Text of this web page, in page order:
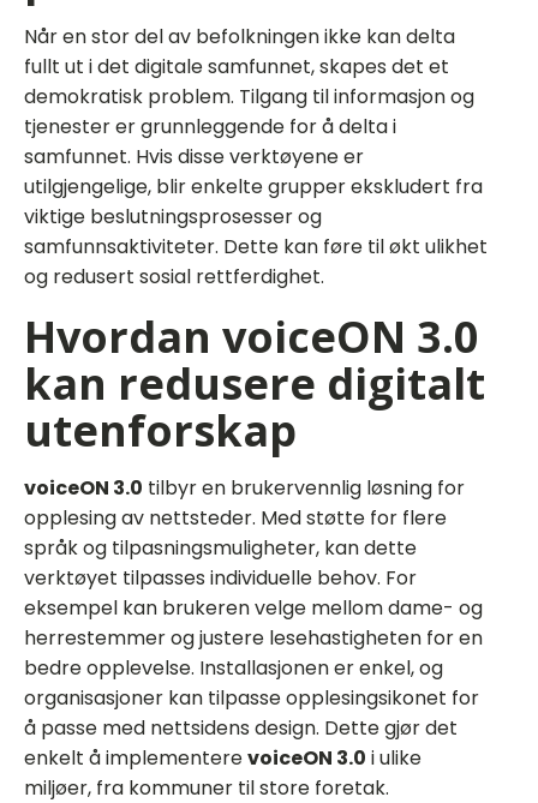
Når en stor del av befolkningen ikke kan delta
fullt ut i det digitale samfunnet, skapes det et
demokratisk problem. Tilgang til informasjon og
tjenester er grunnleggende for å delta i
samfunnet. Hvis disse verktøyene er
utilgjengelige, blir enkelte grupper ekskludert fra
viktige beslutningsprosesser og
samfunnsaktiviteter. Dette kan føre til økt ulikhet
og redusert sosial rettferdighet.
Hvordan voiceON 3.0
kan redusere digitalt
utenforskap
voiceON 3.0 tilbyr en brukervennlig løsning for
opplesing av nettsteder. Med støtte for flere
språk og tilpasningsmuligheter, kan dette
verktøyet tilpasses individuelle behov. For
eksempel kan brukeren velge mellom dame- og
herrestemmer og justere lesehastigheten for en
bedre opplevelse. Installasjonen er enkel, og
organisasjoner kan tilpasse opplesingsikonet for
å passe med nettsidens design. Dette gjør det
enkelt å implementerevoiceON 3.0 i ulike
miljøer, fra kommuner til store foretak.